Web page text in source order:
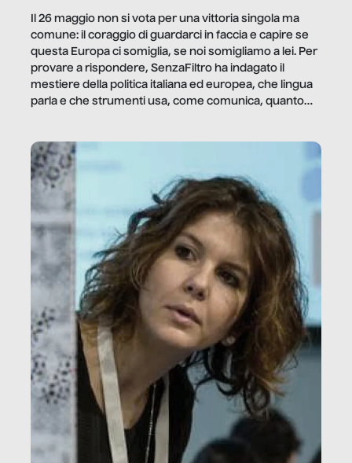
Il 26 maggio non si vota per una vittoria singola ma
comune: il coraggio di guardarci in faccia e capire se
questa Europa ci somiglia, se noi somigliamo a lei. Per
provare a rispondere, SenzaFiltro ha indagato il
mestiere della politica italiana ed europea, che lingua
parla e che strumenti usa, come comunica, quanto